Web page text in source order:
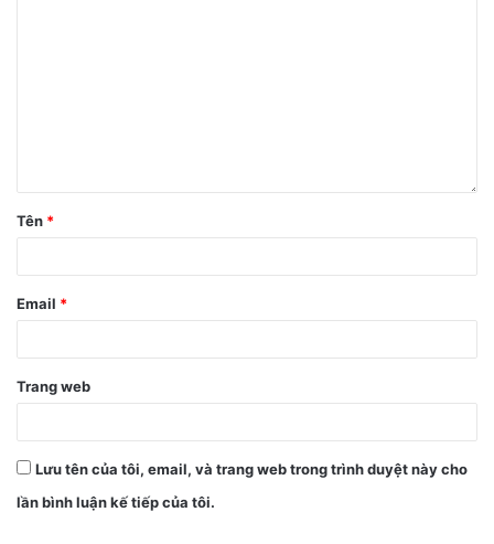
Mặt lưng máy là một tấm kính bóng, bám khá nhiều mồ hôi
sinh để máy đạt được “độ lung linh” cần thiết.
Tên *
Email *
Trang web
Lưu tên của tôi, email, và trang web trong trình duyệt này cho
lần bình luận kế tiếp của tôi.